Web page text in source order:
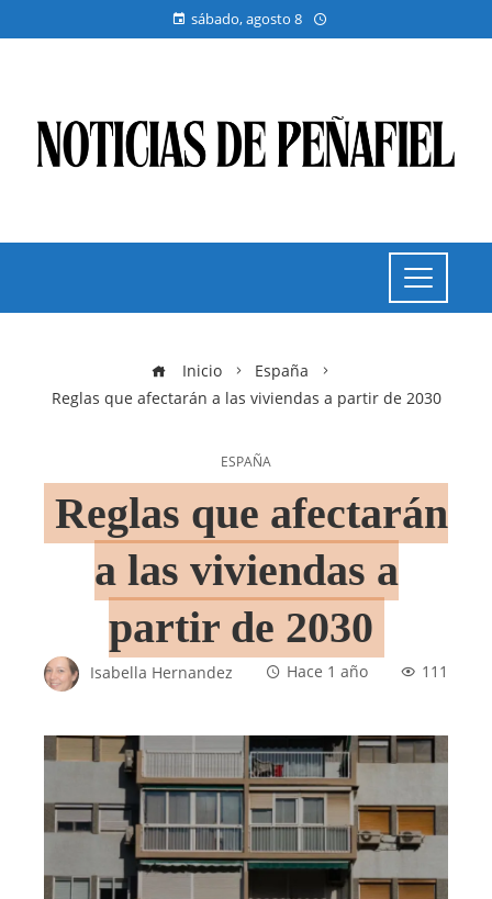
sábado, agosto 8
Inicio
España
Reglas que afectarán a las viviendas a partir de 2030
ESPAÑA
Reglas que afectarán
a las viviendas a
partir de 2030
Isabella Hernandez Hace 1 año 111